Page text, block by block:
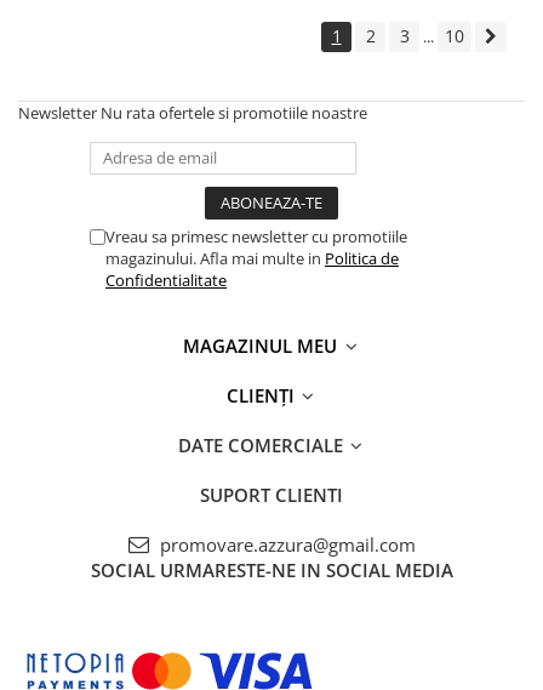
1 2 3 ... 10
Newsletter Nu rata ofertele si promotiile noastre
Vreau sa primesc newsletter cu promotiile
magazinului. Afla mai multe in Politica de
Confidentialitate
MAGAZINUL MEU
CLIENȚI
DATE COMERCIALE
SUPORT CLIENTI
promovare.azzura@gmail.com
SOCIAL URMARESTE-NE IN SOCIAL MEDIA